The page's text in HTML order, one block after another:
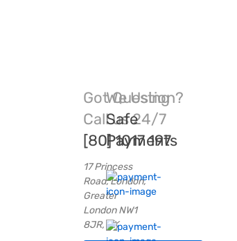
Got Question?
Call us 24/7
[80] 1017 197
17 Princess
Road, London,
Greater
London NW1
8JR, UK
We Using
Safe
Payments